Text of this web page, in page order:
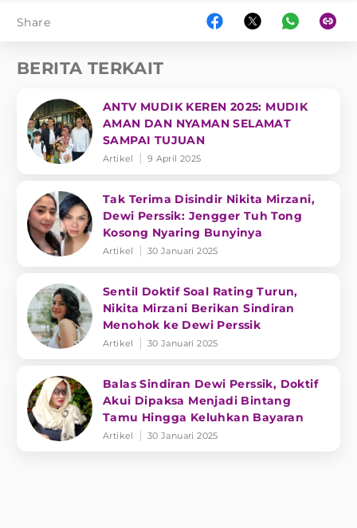
Share
BERITA TERKAIT
ANTV MUDIK KEREN 2025: MUDIK
AMAN DAN NYAMAN SELAMAT
SAMPAI TUJUAN
Artikel 9 April 2025
Tak Terima Disindir Nikita Mirzani,
Dewi Perssik: Jengger Tuh Tong
Kosong Nyaring Bunyinya
Artikel 30 Januari 2025
Sentil Doktif Soal Rating Turun,
Nikita Mirzani Berikan Sindiran
Menohok ke Dewi Perssik
Artikel 30 Januari 2025
Balas Sindiran Dewi Perssik, Doktif
Akui Dipaksa Menjadi Bintang
Tamu Hingga Keluhkan Bayaran
Artikel 30 Januari 2025